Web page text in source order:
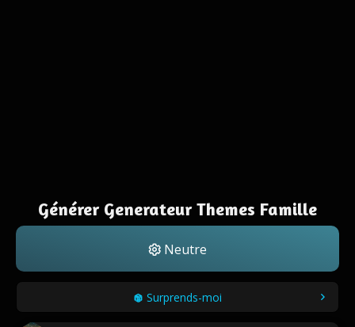
Générer Generateur Themes Famille
Neutre
Surprends-moi